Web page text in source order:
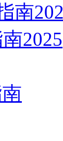
南
2025